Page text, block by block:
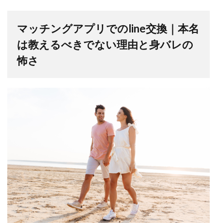
マッチングアプリでのline交換｜本名
は教えるべきでない理由と身バレの
怖さ